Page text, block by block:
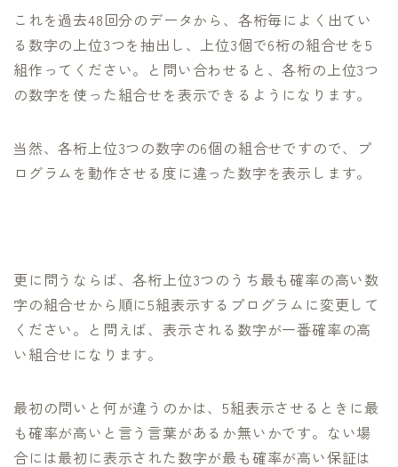
これを過去48回分のデータから、各桁毎によく出てい
る数字の上位3つを抽出し、上位3個で6桁の組合せを5
組作ってください。と問い合わせると、各桁の上位3つ
の数字を使った組合せを表示できるようになります。
当然、各桁上位3つの数字の6個の組合せですので、プ
ログラムを動作させる度に違った数字を表示します。
更に問うならば、各桁上位3つのうち最も確率の高い数
字の組合せから順に5組表示するプログラムに変更して
ください。と問えば、表示される数字が一番確率の高
い組合せになります。
最初の問いと何が違うのかは、5組表示させるときに最
も確率が高いと言う言葉があるか無いかです。ない場
合には最初に表示された数字が最も確率が高い保証は